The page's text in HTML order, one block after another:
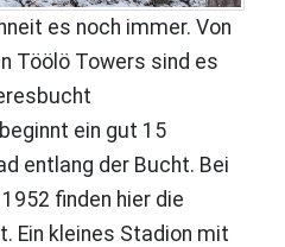
es noch immer. Von
Töölö Towers sind es
ein gut 15
entlang der Bucht. Bei
finden hier die
Ein kleines Stadion mit